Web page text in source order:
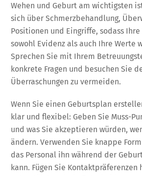
Wehen und Geburt am wichtigsten
sich über Schmerzbehandlung,
Positionen und Eingriffe, sodass Ihre
sowohl Evidenz als auch Ihre Werte
Sprechen Sie mit Ihrem
konkrete Fragen und besuchen Sie
Überraschungen zu vermeiden.
Wenn Sie einen Geburtsplan
klar und flexibel: Geben Sie Muss-
und was Sie akzeptieren würden,
ändern. Verwenden Sie knappe
das Personal ihn während der
kann. Fügen Sie Kontaktpräferenzen